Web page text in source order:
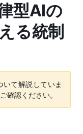
型AIの
る統制
いて解説していま
確認ください。